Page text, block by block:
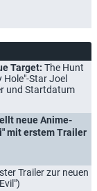
Target: The Hunt
Hole"-Star Joel
und Startdatum
neue Anime-
mit erstem Trailer
Trailer zur neuen